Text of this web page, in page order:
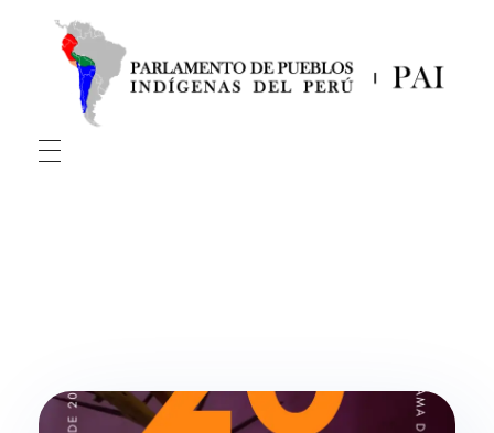
PAI
Parlamento De Pueblos Indígenas Del Perú